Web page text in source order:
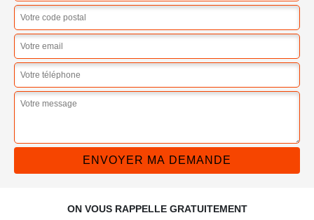
ON VOUS RAPPELLE GRATUITEMENT